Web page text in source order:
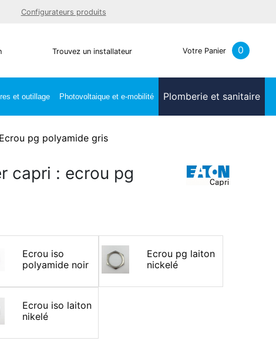
Configurateurs produits
Trouvez un installateur Votre Panier 0
et outillage Photovoltaique et e-mobilité Plomberie et sanitaire
Ecrou pg polyamide gris
capri : ecrou pg
Ecrou iso
polyamide noir
Ecrou pg laiton
nickelé
Ecrou iso laiton
nikelé